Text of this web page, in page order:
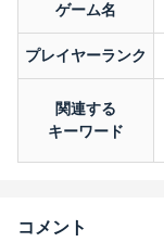
ゲーム名
プレイヤーランク
関連する
キーワード
コメント